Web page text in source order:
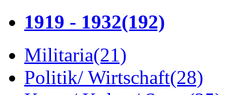
1919 - 1932(192)
Militaria(21)
Politik/ Wirtschaft(28)